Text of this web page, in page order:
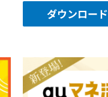
ダウンロード